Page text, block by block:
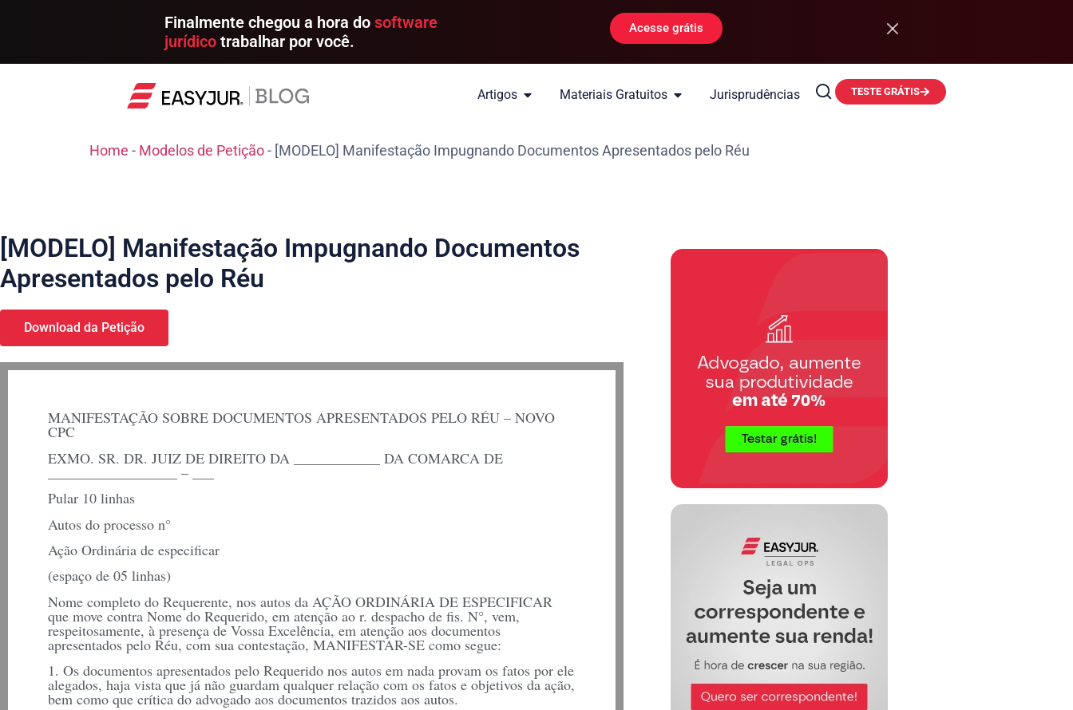
Finalmente chegou a hora dosoftware
jurídico trabalhar por você.
Acesse grátis
Artigos Materiais Gratuitos Jurisprudências TESTE GRÁTIS
Home - Modelos de Petição- [MODELO] Manifestação Impugnando Documentos Apresentados pelo Réu
[MODELO] Manifestação Impugnando Documentos
Apresentados pelo Réu
Download da Petição
MANIFESTAÇÃO SOBRE DOCUMENTOS APRESENTADOS PELO RÉU – NOVO
CPC
EXMO. SR. DR. JUIZ DE DIREITO DA ____________ DA COMARCA DE
__________________ – ___
Pular 10 linhas
Autos do processo n°
Ação Ordinária de especificar
(espaço de 05 linhas)
Nome completo do Requerente, nos autos da AÇÃO ORDINÁRIA DE ESPECIFICAR
que move contra Nome do Requerido, em atenção ao r. despacho de fis. N°, vem,
respeitosamente, à presença de Vossa Excelência, em atenção aos documentos
apresentados pelo Réu, com sua contestação, MANIFESTAR-SE como segue:
1. Os documentos apresentados pelo Requerido nos autos em nada provam os fatos por ele
alegados, haja vista que já não guardam qualquer relação com os fatos e objetivos da ação,
bem como que crítica do advogado aos documentos trazidos aos autos.